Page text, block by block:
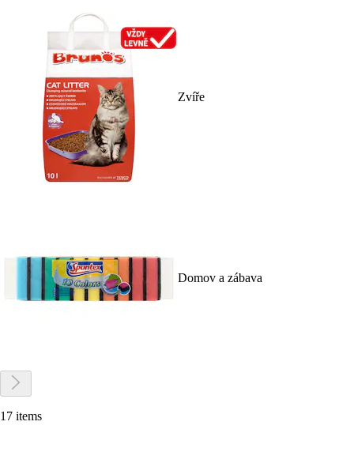
Zvíře
Domov a zábava
17 items